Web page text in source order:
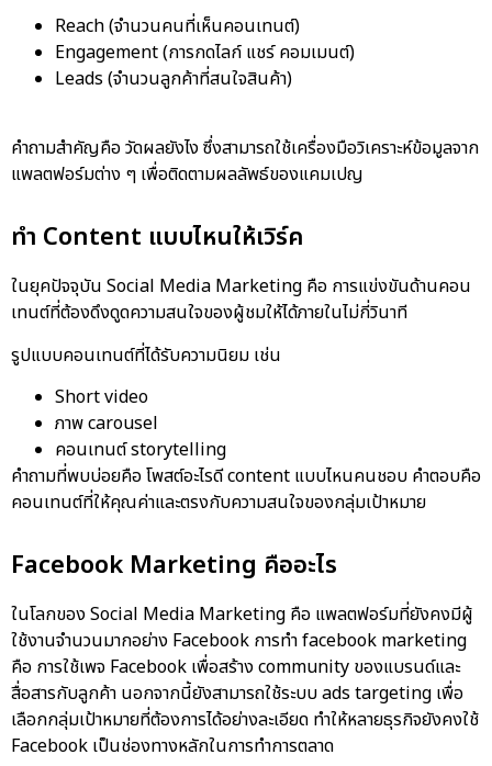
Reach (จำนวนคนที่เห็นคอนเทนต์)
Engagement (การกดไลก์ แชร์ คอมเมนต์)
Leads (จำนวนลูกค้าที่สนใจสินค้า)
คำถามสำคัญคือ วัดผลยังไง ซึ่งสามารถใช้เครื่องมือวิเคราะห์ข้อมูลจาก
แพลตฟอร์มต่าง ๆ เพื่อติดตามผลลัพธ์ของแคมเปญ
ทำ Content แบบไหนให้เวิร์ค
ในยุคปัจจุบัน Social Media Marketing คือ การแข่งขันด้านคอน
เทนต์ที่ต้องดึงดูดความสนใจของผู้ชมให้ได้ภายในไม่กี่วินาที
รูปแบบคอนเทนต์ที่ได้รับความนิยม เช่น
Short video
ภาพ carousel
คอนเทนต์ storytelling
คำถามที่พบบ่อยคือ โพสต์อะไรดี content แบบไหนคนชอบ คำตอบคือ
คอนเทนต์ที่ให้คุณค่าและตรงกับความสนใจของกลุ่มเป้าหมาย
Facebook Marketing คืออะไร
ในโลกของ Social Media Marketing คือ แพลตฟอร์มที่ยังคงมีผู้
ใช้งานจำนวนมากอย่าง Facebook การทำfacebook marketing
คือ การใช้เพจ Facebook เพื่อสร้าง community ของแบรนด์และ
สื่อสารกับลูกค้า นอกจากนี้ยังสามารถใช้ระบบ ads targeting เพื่อ
เลือกกลุ่มเป้าหมายที่ต้องการได้อย่างละเอียด ทำให้หลายธุรกิจยังคงใช้
Facebook เป็นช่องทางหลักในการทำการตลาด